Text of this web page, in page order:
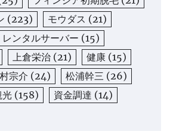
(223) モウダス (21)
レンタルサーバー (15)
上倉栄治 (21) 健康 (15)
宗介 (24) 松浦幹三 (26)
光 (158) 資金調達 (14)